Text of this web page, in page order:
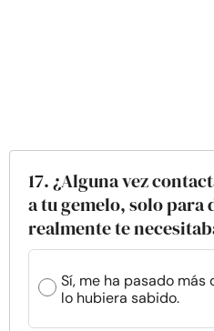
17. ¿Alguna vez
a tu gemelo, solo para
realmente te
Sí, me ha pasado más
lo hubiera sabido.